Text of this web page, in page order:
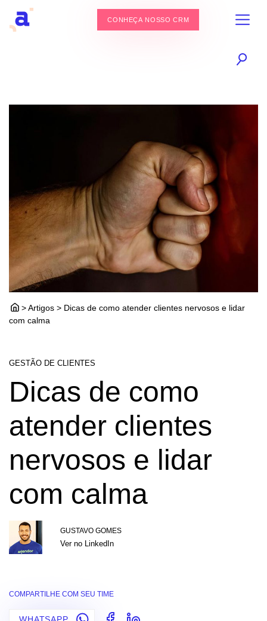
CONHEÇA NOSSO CRM
> Artigos > Dicas de como atender clientes nervosos e lidar
com calma
GESTÃO DE CLIENTES
Dicas de como
atender clientes
nervosos e lidar
com calma
GUSTAVO GOMES
Ver no LinkedIn
COMPARTILHE COM SEU TIME